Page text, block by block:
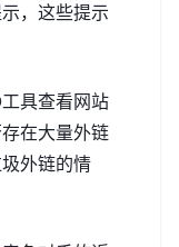
，这些提示
具查看网站
在大量外链
外链的情